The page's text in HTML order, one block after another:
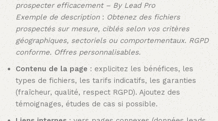
prospecter efficacement – By Lead Pro
Exemple de description: Obtenez des fichiers
prospectés sur mesure, ciblés selon vos critères
géographiques, sectoriels ou comportementaux. RGPD
conforme. Offres personnalisables.
Contenu de la page : explicitez les bénéfices, les
types de fichiers, les tarifs indicatifs, les garanties
(fraîcheur, qualité, respect RGPD). Ajoutez des
témoignages, études de cas si possible.